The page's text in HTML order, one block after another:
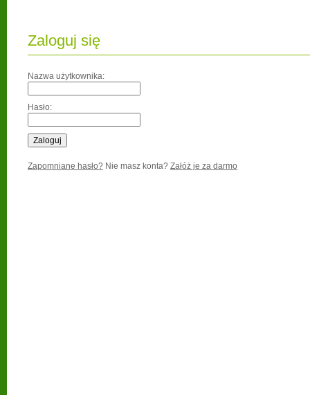
Zaloguj się
Nazwa użytkownika:
Hasło:
Zapomniane hasło? Nie masz konta? Załóż je za darmo